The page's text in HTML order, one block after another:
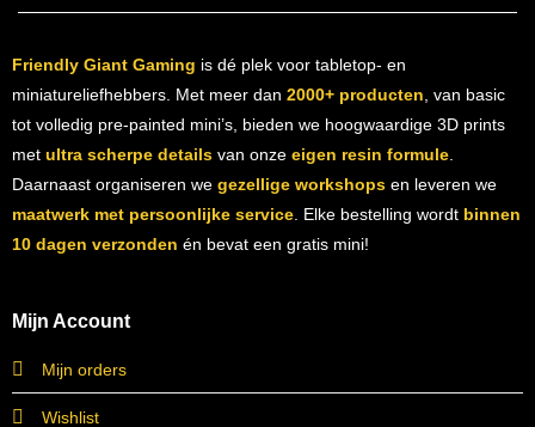
Friendly Giant Gaming is dé plek voor tabletop- en
miniatureliefhebbers. Met meer dan 2000+ producten , van basic
tot volledig pre-painted mini’s, bieden we hoogwaardige 3D prints
met ultra scherpe detailsvan onze eigen resin formule.
Daarnaast organiseren we gezellige workshopsen leveren we
maatwerk met persoonlijke service. Elke bestelling wordt binnen
10 dagen verzonden én bevat een gratis mini!
Mijn Account
Mijn orders
Wishlist